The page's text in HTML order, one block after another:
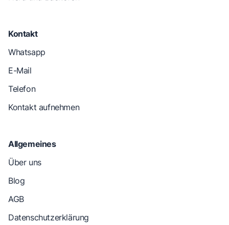
Kontakt
Whatsapp
E-Mail
Telefon
Kontakt aufnehmen
Allgemeines
Über uns
Blog
AGB
Datenschutzerklärung